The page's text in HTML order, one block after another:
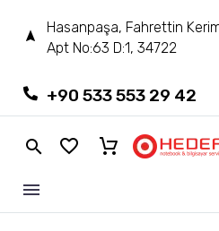
Hasanpaşa, Fahrettin
Apt No:63 D:1, 34722
+90 533 553 29 42